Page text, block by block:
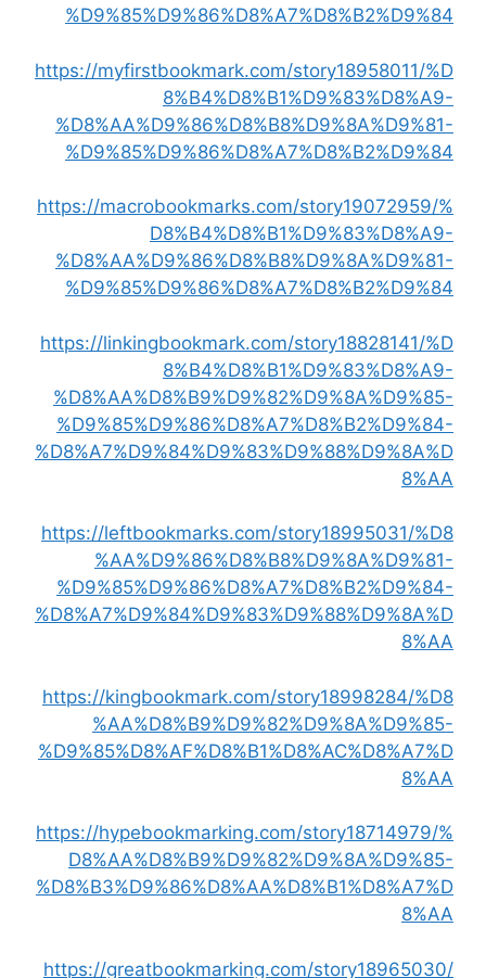
%D9%85%D9%86%D8%A7%D8%B2%D9%84
https://myfirstbookmark.com/story18958011/%D
8%B4%D8%B1%D9%83%D8%A9-
%D8%AA%D9%86%D8%B8%D9%8A%D9%81-
%D9%85%D9%86%D8%A7%D8%B2%D9%84
https://macrobookmarks.com/story19072959/%
D8%B4%D8%B1%D9%83%D8%A9-
%D8%AA%D9%86%D8%B8%D9%8A%D9%81-
%D9%85%D9%86%D8%A7%D8%B2%D9%84
https://linkingbookmark.com/story18828141/%D
8%B4%D8%B1%D9%83%D8%A9-
%D8%AA%D8%B9%D9%82%D9%8A%D9%85-
%D9%85%D9%86%D8%A7%D8%B2%D9%84-
%D8%A7%D9%84%D9%83%D9%88%D9%8A%D
8%AA
https://leftbookmarks.com/story18995031/%D8
%AA%D9%86%D8%B8%D9%8A%D9%81-
%D9%85%D9%86%D8%A7%D8%B2%D9%84-
%D8%A7%D9%84%D9%83%D9%88%D9%8A%D
8%AA
https://kingbookmark.com/story18998284/%D8
%AA%D8%B9%D9%82%D9%8A%D9%85-
%D9%85%D8%AF%D8%B1%D8%AC%D8%A7%D
8%AA
https://hypebookmarking.com/story18714979/%
D8%AA%D8%B9%D9%82%D9%8A%D9%85-
%D8%B3%D9%86%D8%AA%D8%B1%D8%A7%D
8%AA
https://greatbookmarking.com/story18965030/